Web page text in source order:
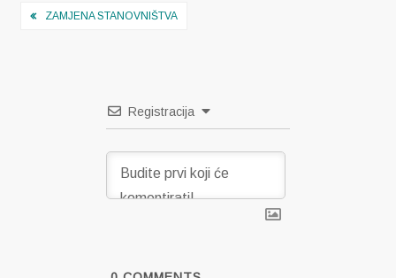
Navigacija
ZAMJENA STANOVNIŠTVA
Registracija